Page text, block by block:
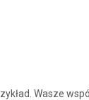
Wasze